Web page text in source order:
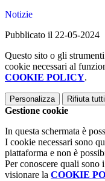
Notizie
Pubblicato il 22-05-2024
Questo sito o gli
cookie necessari al
COOKIE POLICY.
Personalizza Rifiuta tutti
Gestione cookie
In questa schermata è
I cookie necessari sono
piattaforma e non è
Per conoscere quali sono
visionare la COOKIE